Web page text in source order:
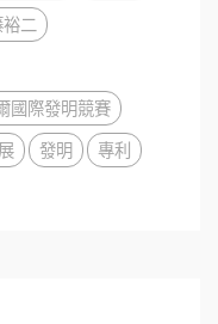
裕二
國際發明競賽
發明 專利